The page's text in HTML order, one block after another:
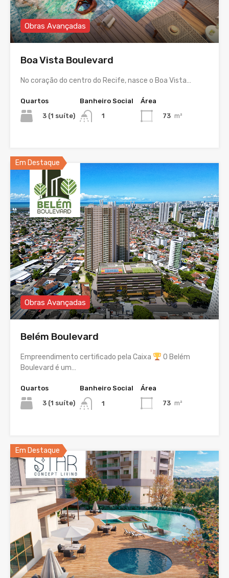
Obras Avançadas
Boa Vista Boulevard
No coração do centro do Recife, nasce o Boa Vista…
Quartos
3 (1 suíte)
Banheiro Social
1
Área
73 m²
Em Destaque
Obras Avançadas
Belém Boulevard
Empreendimento certificado pela Caixa
O Belém
Boulevard é um…
Quartos
3 (1 suíte)
Banheiro Social
1
Área
73 m²
Em Destaque